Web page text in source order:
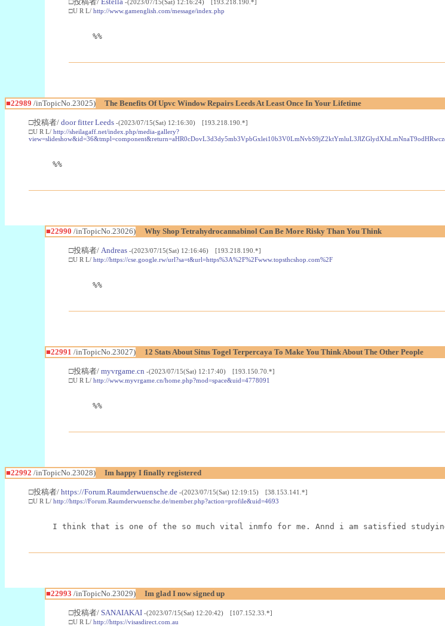
-(2023/07/15(Sat) 12:16:24) [193.218.190.*]
□U R L/ http://www.gamenglish.com/message/index.php
%%
■22989 /inTopicNo.23025) The Benefits Of Upvc Window Repairs Leeds At Least Once In Your Lifetime
□投稿者/ door fitter Leeds -(2023/07/15(Sat) 12:16:30) [193.218.190.*]
□U R L/ http://sheilagaff.net/index.php/media-gallery?
%%
■22990 /inTopicNo.23026) Why Shop Tetrahydrocannabinol Can Be More Risky Than You Think
□投稿者/ Andreas -(2023/07/15(Sat) 12:16:46) [193.218.190.*]
□U R L/ http://https://cse.google.rw/url?sa=t&url=https%3A%2F%2Fwww.topsthcshop.com%2F
%%
■22991 /inTopicNo.23027) 12 Stats About Situs Togel Terpercaya To Make You Think About The Other People
□投稿者/ myvrgame.cn -(2023/07/15(Sat) 12:17:40) [193.150.70.*]
□U R L/ http://www.myvrgame.cn/home.php?mod=space&uid=4778091
%%
■22992 /inTopicNo.23028) Im happy I finally registered
□投稿者/ https://Forum.Raumderwuensche.de -(2023/07/15(Sat) 12:19:15) [38.153.141.*]
□U R L/ http://https://Forum.Raumderwuensche.de/member.php?action=profile&uid=4693
I think that is one of the so much vital inmfo for me. Annd i am satisfied
■22993 /inTopicNo.23029) Im glad I now signed up
□投稿者/ SANAIAKAI -(2023/07/15(Sat) 12:20:42) [107.152.33.*]
□U R L/ http://https://visasdirect.com.au